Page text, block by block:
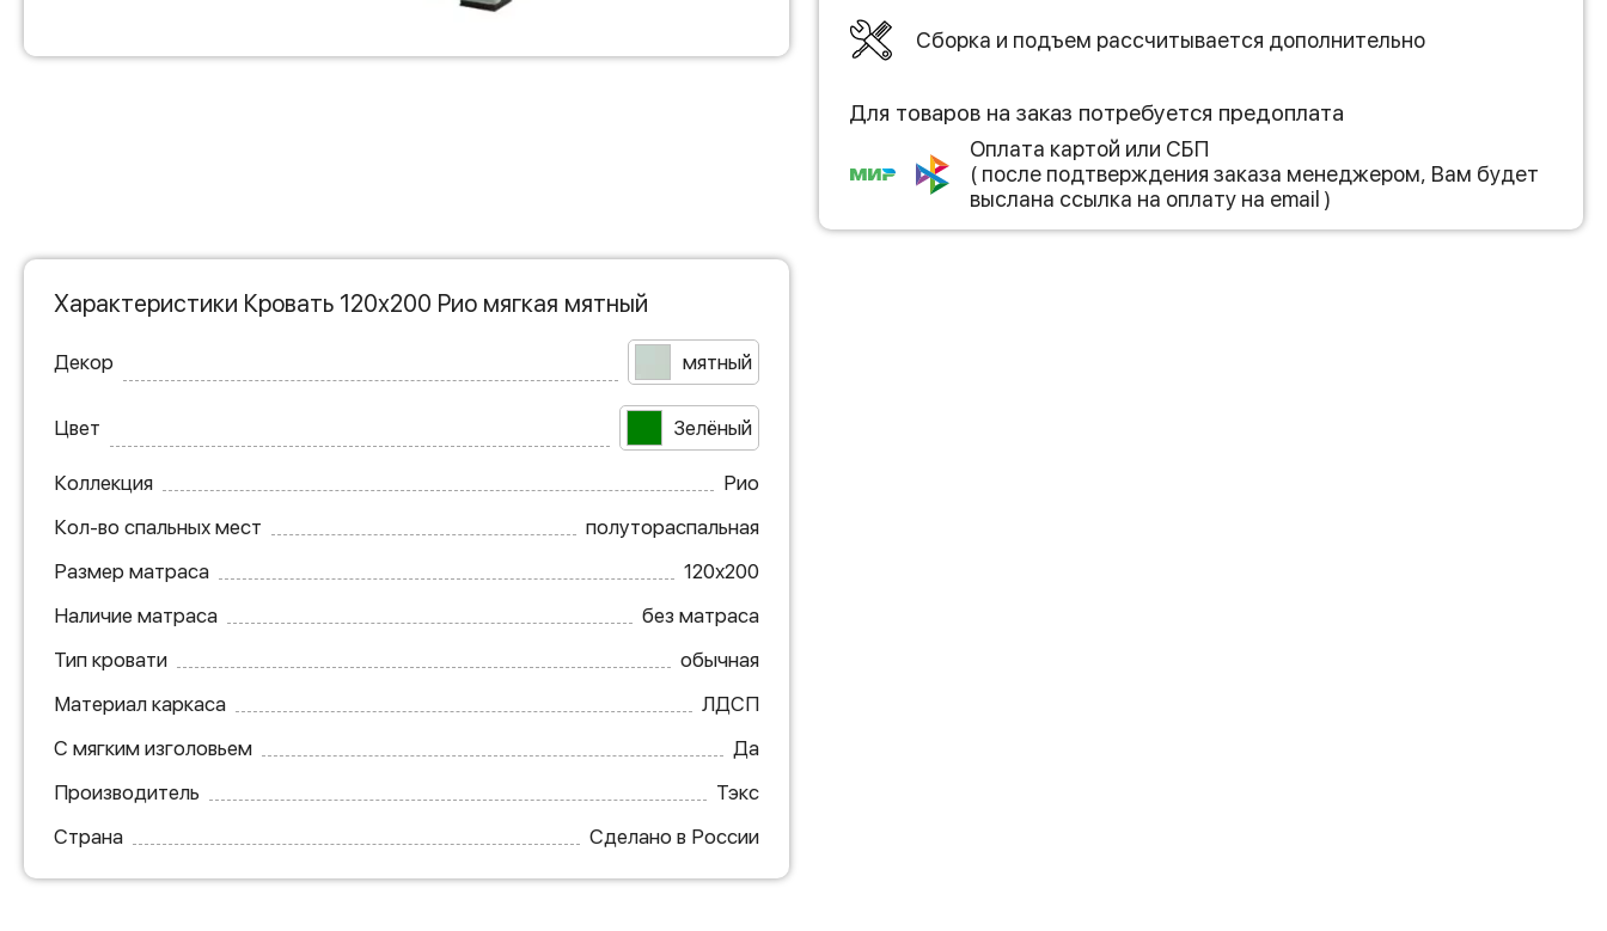
Сборка и подъем рассчитывается дополнительно
Для товаров на заказ потребуется предоплата
Оплата картой или СБП
( после подтверждения заказа менеджером, Вам будет
выслана ссылка на оплату на email )
Характеристики Кровать 120х200 Рио мягкая мятный
Декор мятный
Цвет Зелёный
Коллекция
Рио
Кол-во спальных мест
полутораспальная
Размер матраса
120х200
Наличие матраса
без матраса
Тип кровати
обычная
Материал каркаса
ЛДСП
С мягким изголовьем
Да
Производитель
Тэкс
Страна
Сделано в России